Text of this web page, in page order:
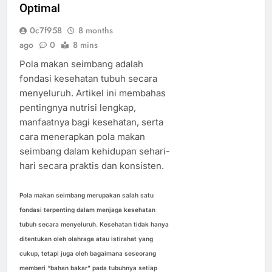
Optimal
0c7f958
8 months
ago
0 8 mins
Pola makan seimbang adalah
fondasi kesehatan tubuh secara
menyeluruh. Artikel ini membahas
pentingnya nutrisi lengkap,
manfaatnya bagi kesehatan, serta
cara menerapkan pola makan
seimbang dalam kehidupan sehari-
hari secara praktis dan konsisten.
Pola makan seimbang merupakan salah satu
fondasi terpenting dalam menjaga kesehatan
tubuh secara menyeluruh. Kesehatan tidak hanya
ditentukan oleh olahraga atau istirahat yang
cukup, tetapi juga oleh bagaimana seseorang
memberi “bahan bakar” pada tubuhnya setiap